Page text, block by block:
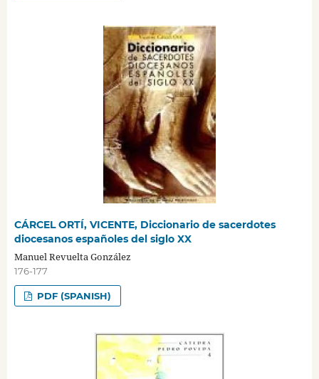
CÁRCEL ORTÍ, VICENTE, Diccionario de sacerdotes
diocesanos españoles del siglo XX
Manuel Revuelta González
176-177
PDF (SPANISH)